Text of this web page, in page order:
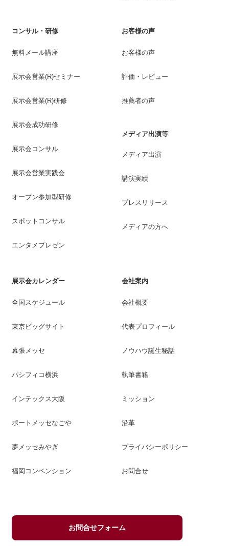
コンサル・研修
無料メール講座
展示会営業(R)セミナー
展示会営業(R)研修
展示会成功研修
展示会コンサル
展示会営業実践会
オープン参加型研修
スポットコンサル
エンタメプレゼン
お客様の声
お客様の声
評価・レビュー
推薦者の声
メディア出演等
メディア出演
講演実績
プレスリリース
メディアの方へ
展示会カレンダー
全国スケジュール
東京ビッグサイト
幕張メッセ
パシフィコ横浜
インテックス大阪
ポートメッセなごや
夢メッセみやぎ
福岡コンベンション
会社案内
会社概要
代表プロフィール
ノウハウ誕生秘話
執筆書籍
ミッション
沿革
プライバシーポリシー
お問合せ
お問合せフォーム